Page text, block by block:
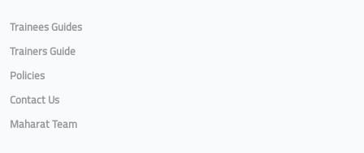
Trainees Guides
Trainers Guide
Policies
Contact Us
Maharat Team